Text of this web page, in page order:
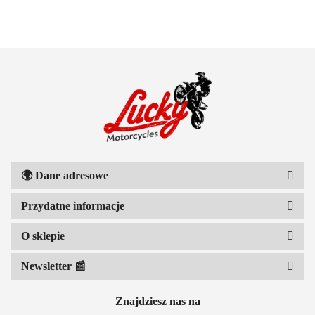
🌍Dane adresowe
Przydatne informacje
O sklepie
Newsletter 📰
Znajdziesz nas na